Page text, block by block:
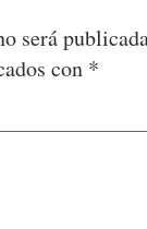
será
con *